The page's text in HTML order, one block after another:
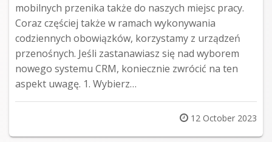
mobilnych przenika także do naszych miejsc pracy.
Coraz częściej także w ramach wykonywania
codziennych obowiązków, korzystamy z urządzeń
przenośnych. Jeśli zastanawiasz się nad wyborem
nowego systemu CRM, koniecznie zwrócić na ten
aspekt uwagę. 1. Wybierz…
Posted
on
12 October 2023